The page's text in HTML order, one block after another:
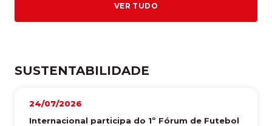
VER TUDO
SUSTENTABILIDADE
24/07/2026
Internacional participa do 1º Fórum de Futebol